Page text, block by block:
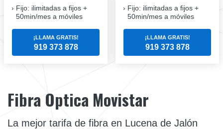
Fijo: ilimitadas a fijos +
50min/mes a móviles
¡LLAMA GRATIS!
919 373 878
Fijo: ilimitadas a fijos +
50min/mes a móviles
¡LLAMA GRATIS!
919 373 878
Fibra Optica Movistar
La mejor tarifa de fibra en Lucena de Jalón